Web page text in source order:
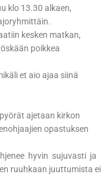
klo 13.30 alkaen,
kesken matkan,
poikkea
et aio ajaa siinä
ajetaan kirkon
opastuksen
hyvin sujuvasti ja
ruuhkaan juuttumista ei